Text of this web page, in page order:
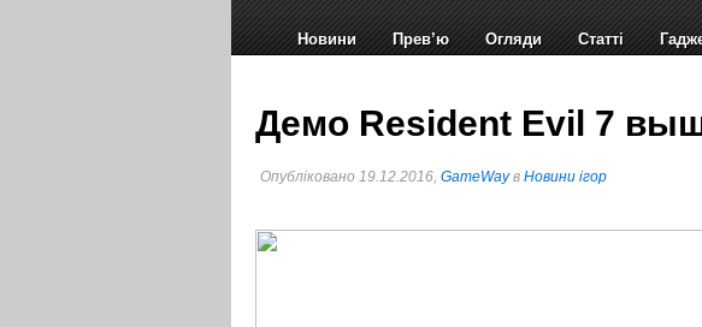
Новини Прев’ю Огляди Статті
Демо Resident Evil 7
Опубліковано 19.12.2016, GameWayв Новини ігор